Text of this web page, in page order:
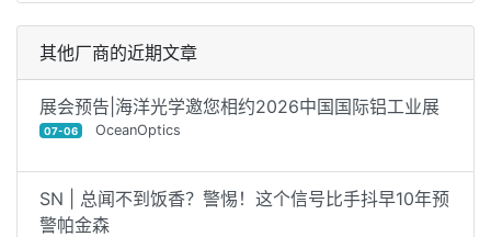
其他厂商的近期文章
展会预告|海洋光学邀您相约2026中国国际铝工业展
07-06 OceanOptics
SN | 总闻不到饭香？警惕！这个信号比手抖早10年预
警帕金森